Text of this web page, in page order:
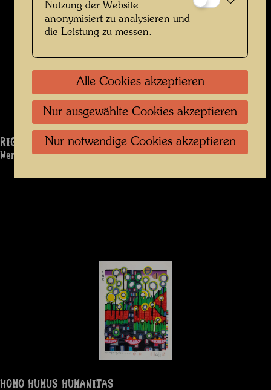
RIGHT TO CREATE
Werk: 891
HOMO HUMUS HUMANITAS
Nutzung der Website
anonymisiert zu analysieren und
die Leistung zu messen.
Alle Cookies akzeptieren
Nur ausgewählte Cookies akzeptieren
Nur notwendige Cookies akzeptieren